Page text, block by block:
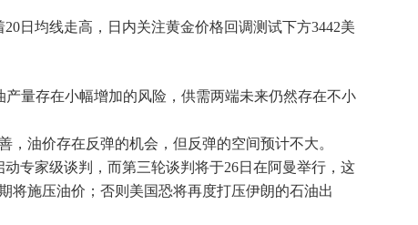
日均线走高，日内关注黄金价格回调测试下方3442美
量存在小幅增加的风险，供需两端未来仍然存在不小
油价存在反弹的机会，但反弹的空间预计不大。
专家级谈判，而第三轮谈判将于26日在阿曼举行，这
将施压油价；否则美国恐将再度打压伊朗的石油出